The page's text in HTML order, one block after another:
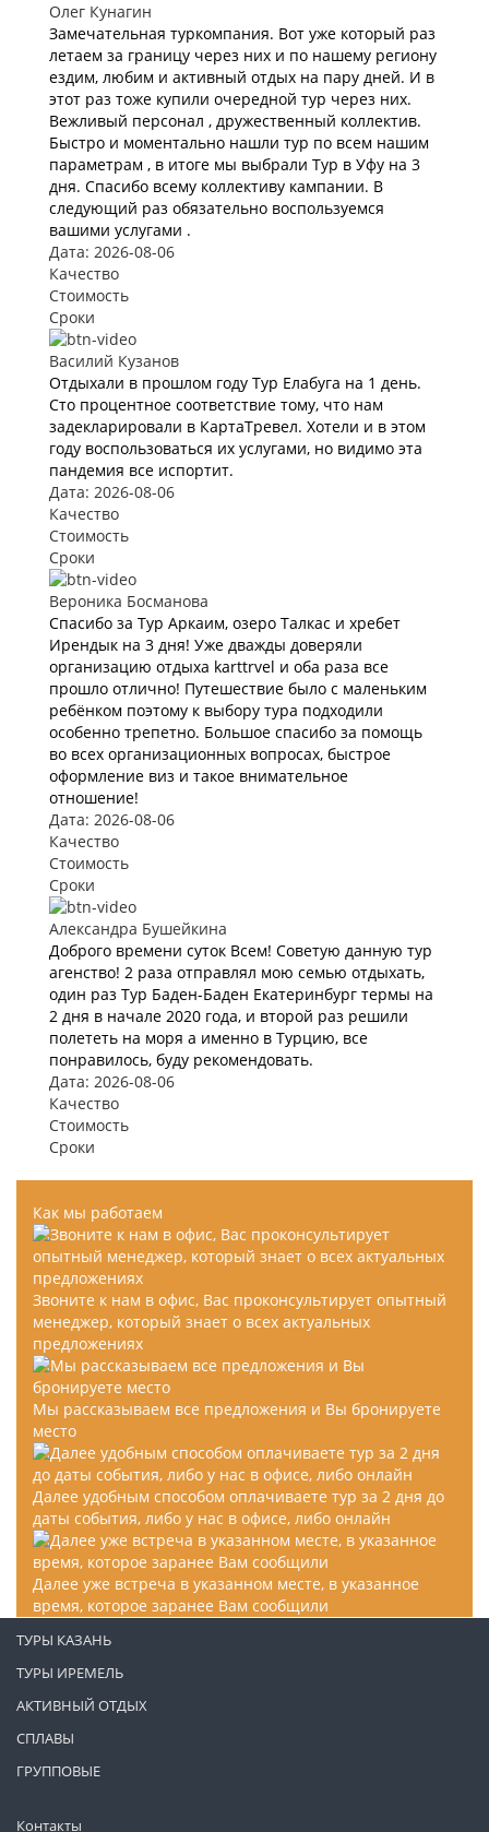
Олег Кунагин
Замечательная туркомпания. Вот уже который раз
летаем за границу через них и по нашему региону
ездим, любим и активный отдых на пару дней. И в
этот раз тоже купили очередной тур через них.
Вежливый персонал , дружественный коллектив.
Быстро и моментально нашли тур по всем нашим
параметрам , в итоге мы выбрали Тур в Уфу на 3
дня. Спасибо всему коллективу кампании. В
следующий раз обязательно воспользуемся
вашими услугами .
Дата: 2026-08-06
Качество
Стоимость
Сроки
Василий Кузанов
Отдыхали в прошлом году Тур Елабуга на 1 день.
Сто процентное соответствие тому, что нам
задекларировали в КартаТревел. Хотели и в этом
году воспользоваться их услугами, но видимо эта
пандемия все испортит.
Дата: 2026-08-06
Качество
Стоимость
Сроки
Вероника Босманова
Спасибо за Тур Аркаим, озеро Талкас и хребет
Ирендык на 3 дня! Уже дважды доверяли
организацию отдыха karttrvel и оба раза все
прошло отлично! Путешествие было с маленьким
ребёнком поэтому к выбору тура подходили
особенно трепетно. Большое спасибо за помощь
во всех организационных вопросах, быстрое
оформление виз и такое внимательное
отношение!
Дата: 2026-08-06
Качество
Стоимость
Сроки
Александра Бушейкина
Доброго времени суток Всем! Советую данную тур
агенство! 2 раза отправлял мою семью отдыхать,
один раз Тур Баден-Баден Екатеринбург термы на
2 дня в начале 2020 года, и второй раз решили
полететь на моря а именно в Турцию, все
понравилось, буду рекомендовать.
Дата: 2026-08-06
Качество
Стоимость
Сроки
Как мы работаем
Звоните к нам в офис, Вас проконсультирует опытный
менеджер, который знает о всех актуальных
предложениях
Мы рассказываем все предложения и Вы бронируете
место
Далее удобным способом оплачиваете тур за 2 дня до
даты события, либо у нас в офисе, либо онлайн
Далее уже встреча в указанном месте, в указанное
время, которое заранее Вам сообщили
Контакты
ТУРЫ КАЗАНЬ
ТУРЫ ИРЕМЕЛЬ
АКТИВНЫЙ ОТДЫХ
СПЛАВЫ
ГРУППОВЫЕ